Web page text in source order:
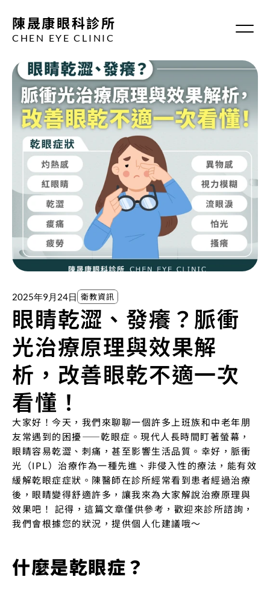
陳晟康眼科診所
CHEN EYE CLINIC
2025年9月24日 衛教資訊
眼睛乾澀、發癢？脈衝
光治療原理與效果解
析，改善眼乾不適一次
看懂！
大家好！今天，我們來聊聊一個許多上班族和中老年朋
友常遇到的困擾——乾眼症。現代人長時間盯著螢幕，
眼睛容易乾澀、刺痛，甚至影響生活品質。幸好，脈衝
光（IPL）治療作為一種先進、非侵入性的療法，能有效
緩解乾眼症症狀。陳醫師在診所經常看到患者經過治療
後，眼睛變得舒適許多，讓我來為大家解說治療原理與
效果吧！ 記得，這篇文章僅供參考，歡迎來診所諮詢，
我們會根據您的狀況，提供個人化建議哦～
什麼是乾眼症？